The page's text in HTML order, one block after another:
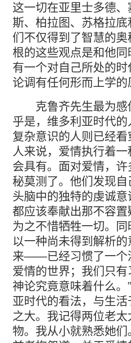
这一切在亚里士多德
斯、柏拉图、苏格拉
们不仅得到了智慧的
根的这些观点是和他
有一个对自己所处的
论调有任何形而上学
克鲁齐先生最为感
乎是，维多利亚时代
复杂意识的人则已经
人来说，爱情执行着
会具有。面对爱情，
秘莫测了。他们发现
头脑中的独特的虔诚
都应该奉献出那不容
为之不惜牺牲一切。
以一种尚未得到解析
来——已经习惯了一个
爱情的世界；我们只
神论究竟意味着什么
亚时代的看法，与生
之大。我记得两位老
物。我从小就熟悉她